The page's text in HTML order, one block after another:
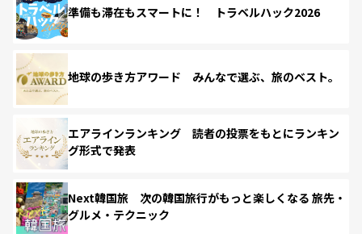
準備も滞在もスマートに！ トラベルハック2026
地球の歩き方アワード みんなで選ぶ、旅のベスト。
エアラインランキング 読者の投票をもとにランキン
グ形式で発表
Next韓国旅 次の韓国旅行がもっと楽しくなる 旅先・
グルメ・テクニック